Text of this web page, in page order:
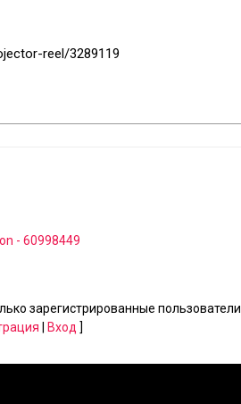
reel/3289119
- 60998449
зарегистрированные пользователи.
Вход ]